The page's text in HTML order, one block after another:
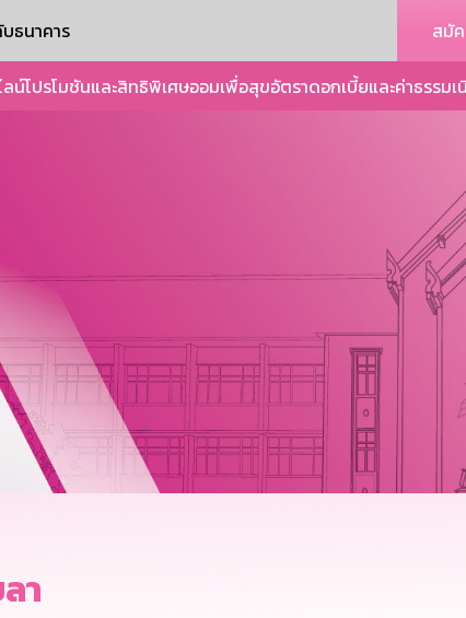
ธนาคาร สมั
ลน์โปรโมชันและสิทธิพิเศษออมเพื่อสุขอัตราดอกเบี้ยและค่าธรรมเ
า